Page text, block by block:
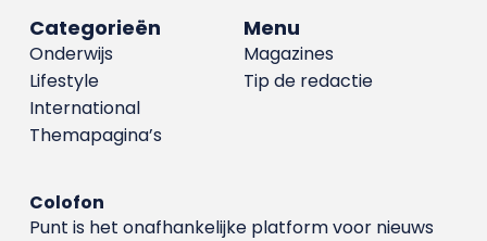
Menu
Magazines
Tip de redactie
Categorieën
Onderwijs
Lifestyle
International
Themapagina’s
Colofon
Punt is het onafhankelijke platform voor nieuws